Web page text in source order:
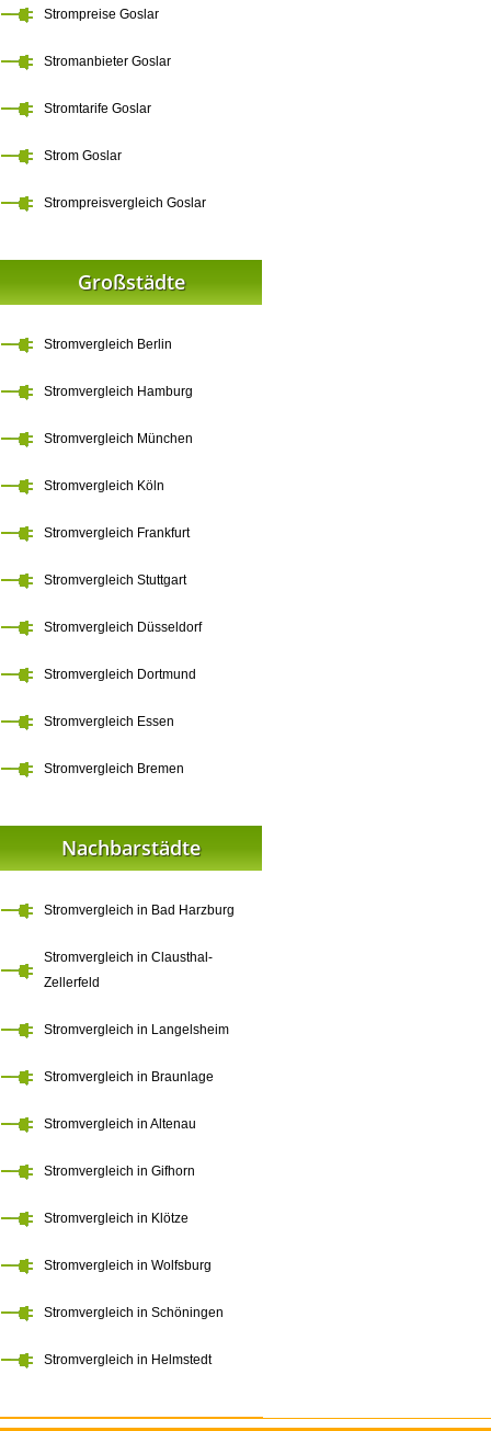
Strompreise Goslar
Stromanbieter Goslar
Stromtarife Goslar
Strom Goslar
Strompreisvergleich Goslar
Großstädte
Stromvergleich Berlin
Stromvergleich Hamburg
Stromvergleich München
Stromvergleich Köln
Stromvergleich Frankfurt
Stromvergleich Stuttgart
Stromvergleich Düsseldorf
Stromvergleich Dortmund
Stromvergleich Essen
Stromvergleich Bremen
Nachbarstädte
Stromvergleich in Bad Harzburg
Stromvergleich in Clausthal-
Zellerfeld
Stromvergleich in Langelsheim
Stromvergleich in Braunlage
Stromvergleich in Altenau
Stromvergleich in Gifhorn
Stromvergleich in Klötze
Stromvergleich in Wolfsburg
Stromvergleich in Schöningen
Stromvergleich in Helmstedt